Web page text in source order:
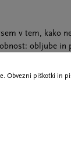
v tem, kako
obljube
znanjem,
Obvezni piškotki in